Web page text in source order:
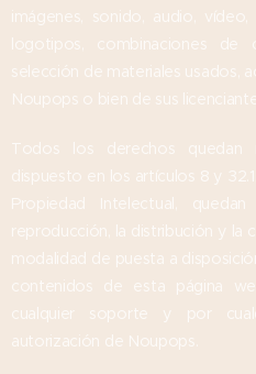
imágenes, sonido, audio,
logotipos, combinaciones de
selección de materiales usados,
Noupops o bien de sus
Todos los derechos quedan
dispuesto en los artículos 8 y
Propiedad Intelectual,
reproducción, la distribución y la
modalidad de puesta a
contenidos de esta página
cualquier soporte y por
autorización de Noupops.